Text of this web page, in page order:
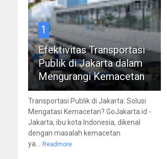
1
Efektivitas Transportasi
Publik di Jakarta dalam
Mengurangi Kemacetan
Transportasi Publik di Jakarta: Solusi
Mengatasi Kemacetan? GoJakarta.id -
Jakarta, ibu kota Indonesia, dikenal
dengan masalah kemacetan
ya... Readmore